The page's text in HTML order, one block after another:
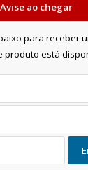
Avise ao chegar
para receber
produto está